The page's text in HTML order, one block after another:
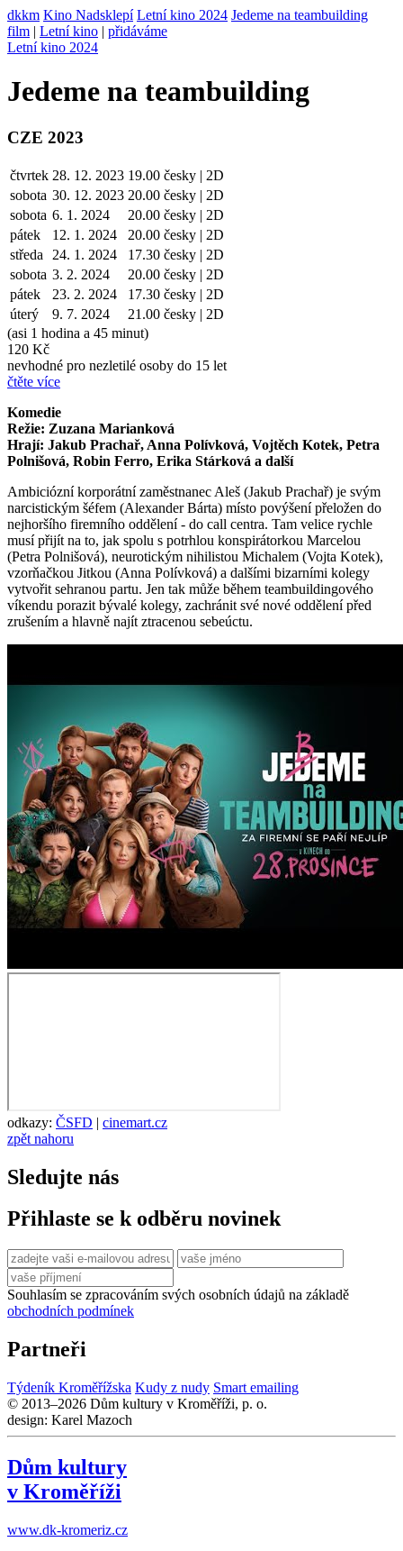
dkkm Kino Nadsklepí Letní kino 2024 Jedeme na teambuilding
film | Letní kino | přidáváme
Letní kino 2024
Jedeme na teambuilding
CZE 2023
čtvrtek 28. 12. 2023 19.00 česky | 2D
sobota 30. 12. 2023 20.00 česky | 2D
sobota 6. 1. 2024 20.00 česky | 2D
pátek
12. 1. 2024 20.00 česky | 2D
středa
24. 1. 2024 17.30 česky | 2D
sobota 3. 2. 2024 20.00 česky | 2D
pátek
23. 2. 2024 17.30 česky | 2D
úterý
9. 7. 2024 21.00 česky | 2D
(asi 1 hodina a 45 minut)
120 Kč
nevhodné pro nezletilé osoby do 15 let
čtěte více
Komedie
Režie: Zuzana Marianková
Hrají: Jakub Prachař, Anna Polívková, Vojtěch Kotek, Petra
Polnišová, Robin Ferro, Erika Stárková a další
Ambiciózní korporátní zaměstnanec Aleš (Jakub Prachař) je svým
narcistickým šéfem (Alexander Bárta) místo povýšení přeložen do
nejhoršího firemního oddělení - do call centra. Tam velice rychle
musí přijít na to, jak spolu s potrhlou konspirátorkou Marcelou
(Petra Polnišová), neurotickým nihilistou Michalem (Vojta Kotek),
vzorňačkou Jitkou (Anna Polívková) a dalšími bizarními kolegy
vytvořit sehranou partu. Jen tak může během teambuildingového
víkendu porazit bývalé kolegy, zachránit své nové oddělení před
zrušením a hlavně najít ztracenou sebeúctu.
odkazy: ČSFD | cinemart.cz
zpět nahoru
Sledujte nás
Přihlaste se k odběru novinek
Souhlasím se zpracováním svých osobních údajů na základě
obchodních podmínek
Partneři
Týdeník Kroměřížska Kudy z nudy Smart emailing
© 2013–2026 Dům kultury v Kroměříži, p. o.
design: Karel Mazoch
Dům kultury
v Kroměříži
www.dk-kromeriz.cz